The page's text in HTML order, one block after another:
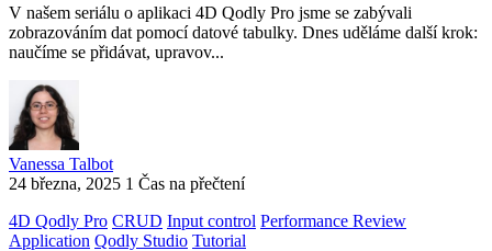
V našem seriálu o aplikaci 4D Qodly Pro jsme se zabývali
zobrazováním dat pomocí datové tabulky. Dnes uděláme další krok:
naučíme se přidávat, upravov...
Vanessa Talbot
24 března, 2025 1 Čas na přečtení
4D Qodly Pro CRUD Input control Performance Review
Application Qodly Studio Tutorial